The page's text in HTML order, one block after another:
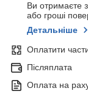
Ви отримаєте
або гроші
Детальніше
Оплатити
Післяплата
Оплата на